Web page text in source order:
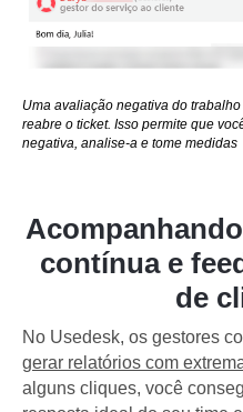
Uma avaliação negativa do
reabre o ticket. Isso permite que
negativa, analise-a e tome medidas
contínua e
de
No Usedesk, os gestores
gerar relatórios com
alguns cliques, você